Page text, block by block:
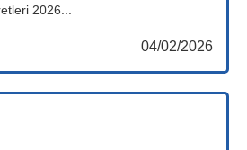
2026...
04/02/2026